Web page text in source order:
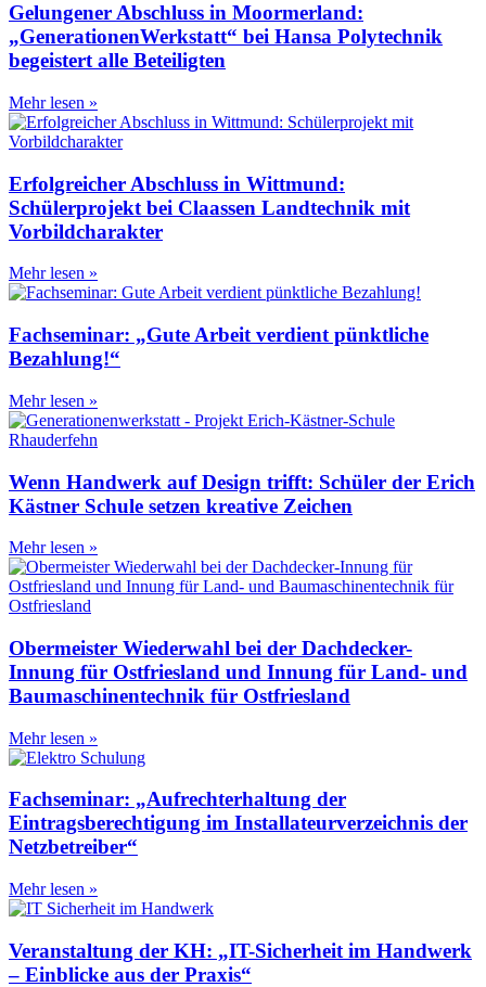
Gelungener Abschluss in Moormerland:
„GenerationenWerkstatt“ bei Hansa Polytechnik
begeistert alle Beteiligten
Mehr lesen »
Erfolgreicher Abschluss in Wittmund:
Schülerprojekt bei Claassen Landtechnik mit
Vorbildcharakter
Mehr lesen »
Fachseminar: „Gute Arbeit verdient pünktliche
Bezahlung!“
Mehr lesen »
Wenn Handwerk auf Design trifft: Schüler der Erich
Kästner Schule setzen kreative Zeichen
Mehr lesen »
Obermeister Wiederwahl bei der Dachdecker-
Innung für Ostfriesland und Innung für Land- und
Baumaschinentechnik für Ostfriesland
Mehr lesen »
Fachseminar: „Aufrechterhaltung der
Eintragsberechtigung im Installateurverzeichnis der
Netzbetreiber“
Mehr lesen »
Veranstaltung der KH: „IT-Sicherheit im Handwerk
– Einblicke aus der Praxis“